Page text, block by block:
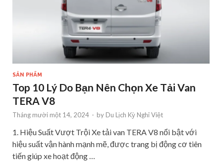
SẢN PHẨM
Top 10 Lý Do Bạn Nên Chọn Xe Tải Van
TERA V8
Tháng mười một 14, 2024 - by Du Lịch Kỳ Nghỉ Việt
1. Hiệu Suất Vượt Trội Xe tải van TERA V8 nổi bật với
hiệu suất vận hành mạnh mẽ, được trang bị động cơ tiên
tiến giúp xe hoạt động …